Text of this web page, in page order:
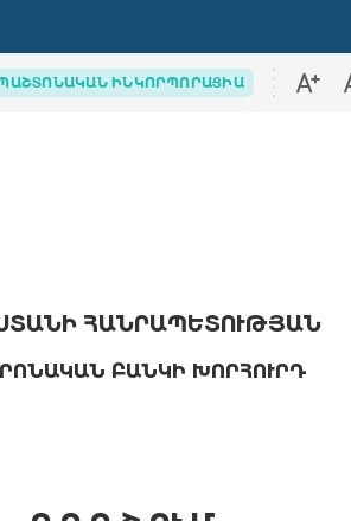
ԻՆԿՈՐՊՈՐԱՑԻԱ
ՀԱՆՐԱՊԵՏՈՒԹՅԱՆ
ԲԱՆԿԻ ԽՈՐՀՈՒՐԴ